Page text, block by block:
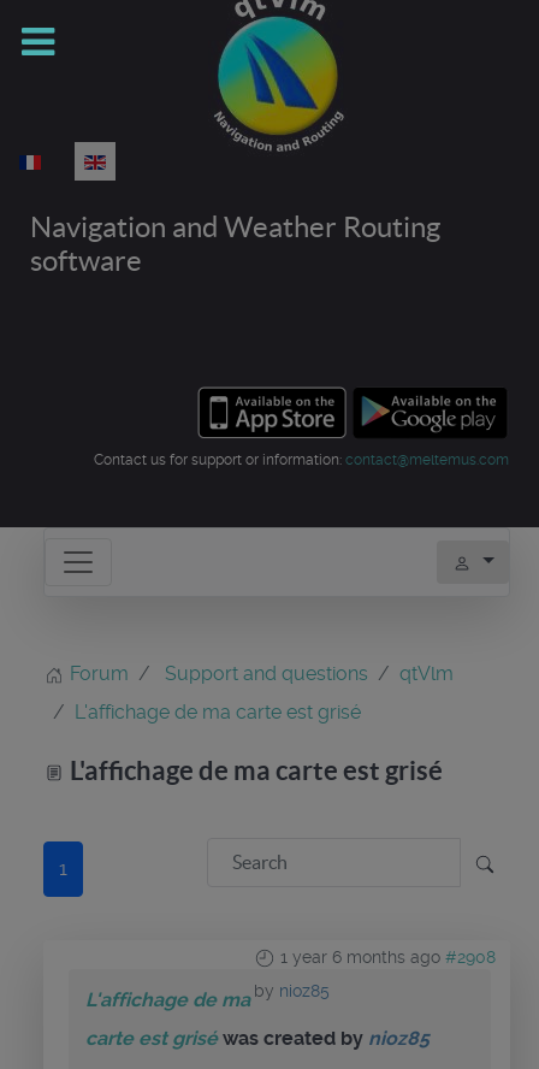
Select your language
Navigation and Weather Routing
software
Contact us for support or information: contact@meltemus.com
Forum Support and questions
qtVlm
L'affichage de ma carte est grisé
L'affichage de ma carte est grisé
1
1 year 6 months ago #2908
by nioz85
L'affichage de ma
carte est griséwas created by nioz85